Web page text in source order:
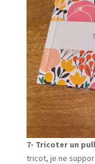
7- Tricoter un
tricot, je ne